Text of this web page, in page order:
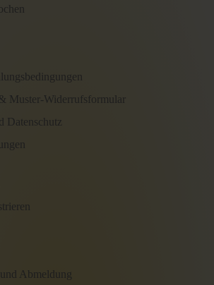
Muster-Widerrufsformular
Datenschutz
Abmeldung